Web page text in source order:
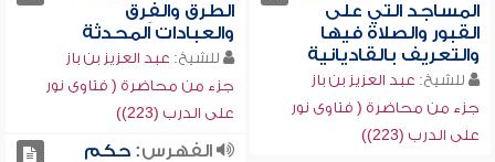
المساجد التي على
القبور والصلاة فيها
والتعريف بالقاديانية
للشيخ: عبد العزيز بن باز
جزء من محاضرة ( فتاوى نور
على الدرب (223))
الطرق والفِرق
والعبادات المحدثة
للشيخ: عبد العزيز بن باز
جزء من محاضرة ( فتاوى نور
على الدرب (223))
الفهرس:حكم